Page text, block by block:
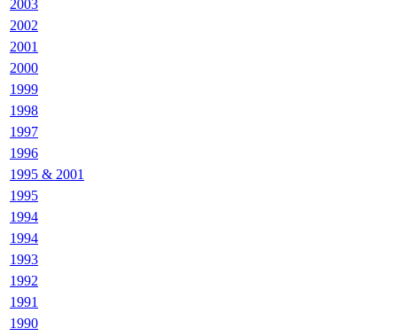
2003
2002
2001
2000
1999
1998
1997
1996
1995 & 2001
1995
1994
1994
1993
1992
1991
1990